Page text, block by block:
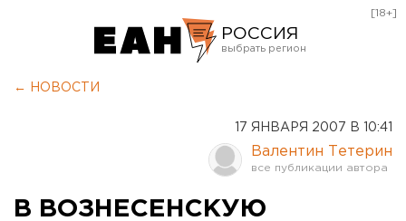
РОССИЯ
Курган
Оренбург
[18+]
← НОВОСТИ
17 ЯНВАРЯ 2007 В 10:41
Валентин Тетерин
В ВОЗНЕСЕНСКУЮ